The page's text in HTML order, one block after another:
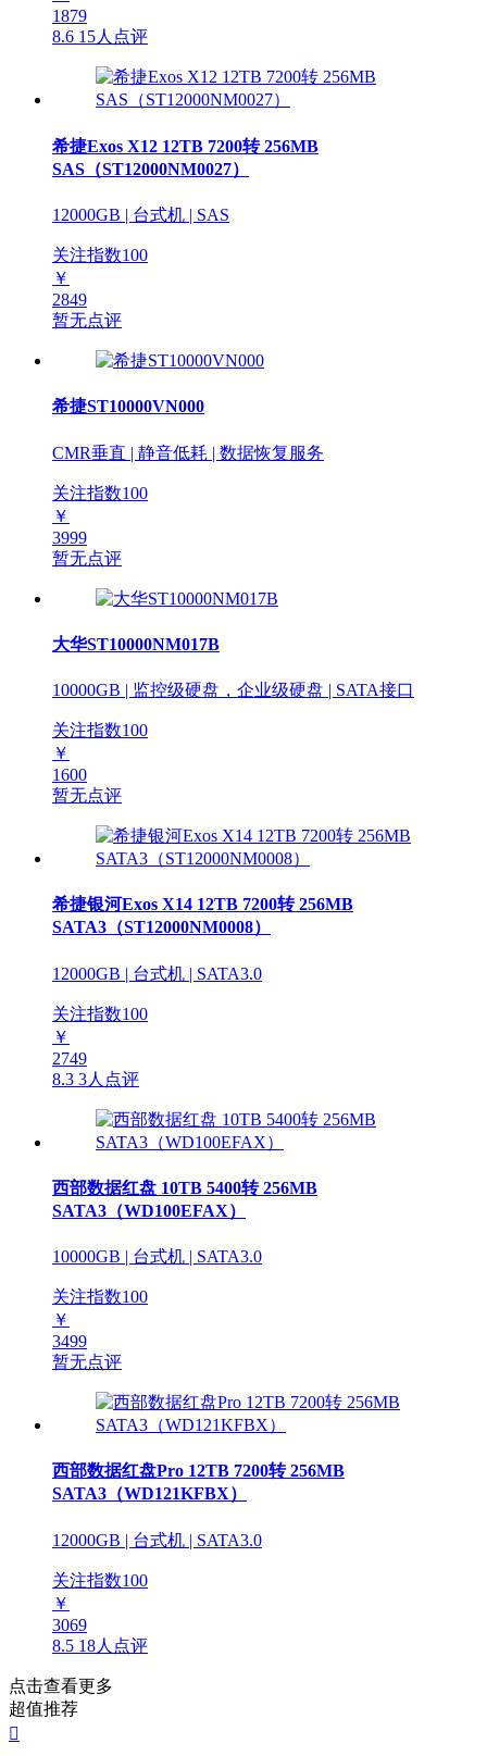
1879
8.6 15人点评
希捷Exos X12 12TB 7200转 256MB
SAS（ST12000NM0027）
12000GB | 台式机 | SAS
关注指数100
￥
2849
暂无点评
希捷ST10000VN000
CMR垂直 | 静音低耗 | 数据恢复服务
关注指数100
￥
3999
暂无点评
大华ST10000NM017B
10000GB | 监控级硬盘，企业级硬盘 | SATA接口
关注指数100
￥
1600
暂无点评
希捷银河Exos X14 12TB 7200转 256MB
SATA3（ST12000NM0008）
12000GB | 台式机 | SATA3.0
关注指数100
￥
2749
8.3 3人点评
西部数据红盘 10TB 5400转 256MB
SATA3（WD100EFAX）
10000GB | 台式机 | SATA3.0
关注指数100
￥
3499
暂无点评
西部数据红盘Pro 12TB 7200转 256MB
SATA3（WD121KFBX）
12000GB | 台式机 | SATA3.0
关注指数100
￥
3069
8.5 18人点评
点击查看更多
超值推荐
